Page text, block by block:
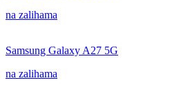
na zalihama
Samsung Galaxy A27 5G
na zalihama